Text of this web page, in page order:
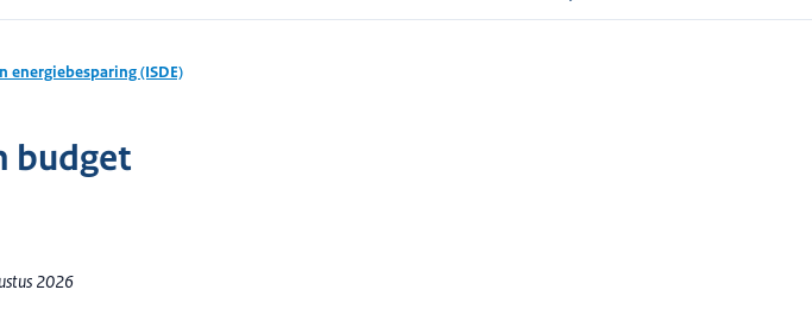
energiebesparing (ISDE)
budget
2026